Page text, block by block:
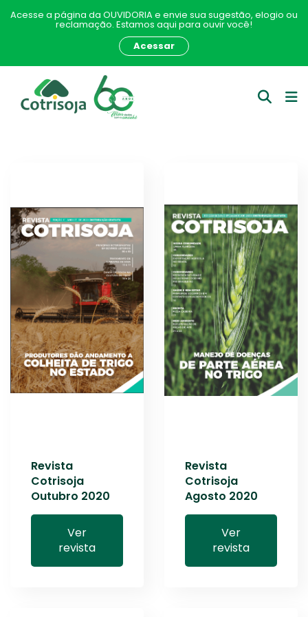
Acesse a página da OUVIDORIA e envie sua sugestão, elogio ou
reclamação. Estamos aqui para ouvir você!
Acessar
Revista
Cotrisoja
Outubro 2020
Ver
revista
Revista
Cotrisoja
Agosto 2020
Ver
revista